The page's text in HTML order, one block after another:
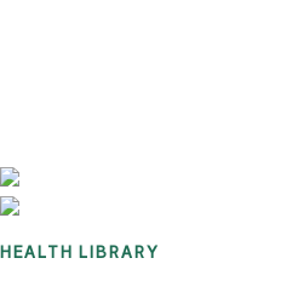
HEALTH LIBRARY